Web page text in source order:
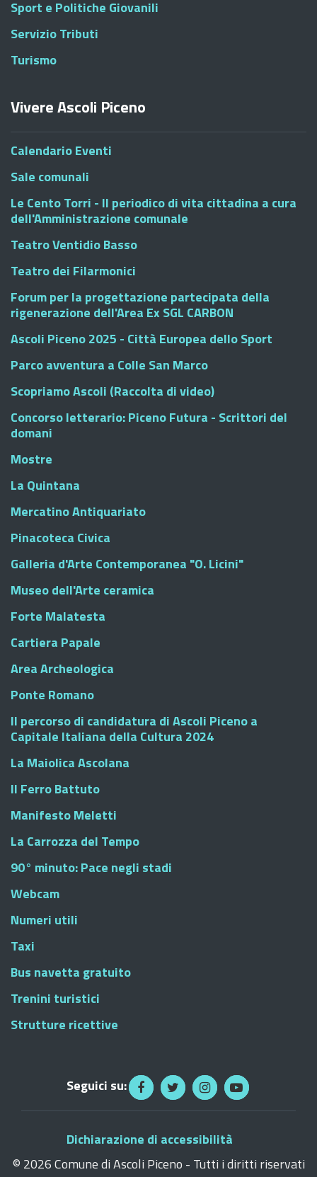
Sport e Politiche Giovanili
Servizio Tributi
Turismo
Vivere Ascoli Piceno
Calendario Eventi
Sale comunali
Le Cento Torri - Il periodico di vita cittadina a cura
dell'Amministrazione comunale
Teatro Ventidio Basso
Teatro dei Filarmonici
Forum per la progettazione partecipata della
rigenerazione dell'Area Ex SGL CARBON
Ascoli Piceno 2025 - Città Europea dello Sport
Parco avventura a Colle San Marco
Scopriamo Ascoli (Raccolta di video)
Concorso letterario: Piceno Futura - Scrittori del
domani
Mostre
La Quintana
Mercatino Antiquariato
Pinacoteca Civica
Galleria d'Arte Contemporanea "O. Licini"
Museo dell'Arte ceramica
Forte Malatesta
Cartiera Papale
Area Archeologica
Ponte Romano
Il percorso di candidatura di Ascoli Piceno a
Capitale Italiana della Cultura 2024
La Maiolica Ascolana
Il Ferro Battuto
Manifesto Meletti
La Carrozza del Tempo
90° minuto: Pace negli stadi
Webcam
Numeri utili
Taxi
Bus navetta gratuito
Trenini turistici
Strutture ricettive
Seguici su:
Dichiarazione di accessibilità
© 2026 Comune di Ascoli Piceno - Tutti i diritti riservati